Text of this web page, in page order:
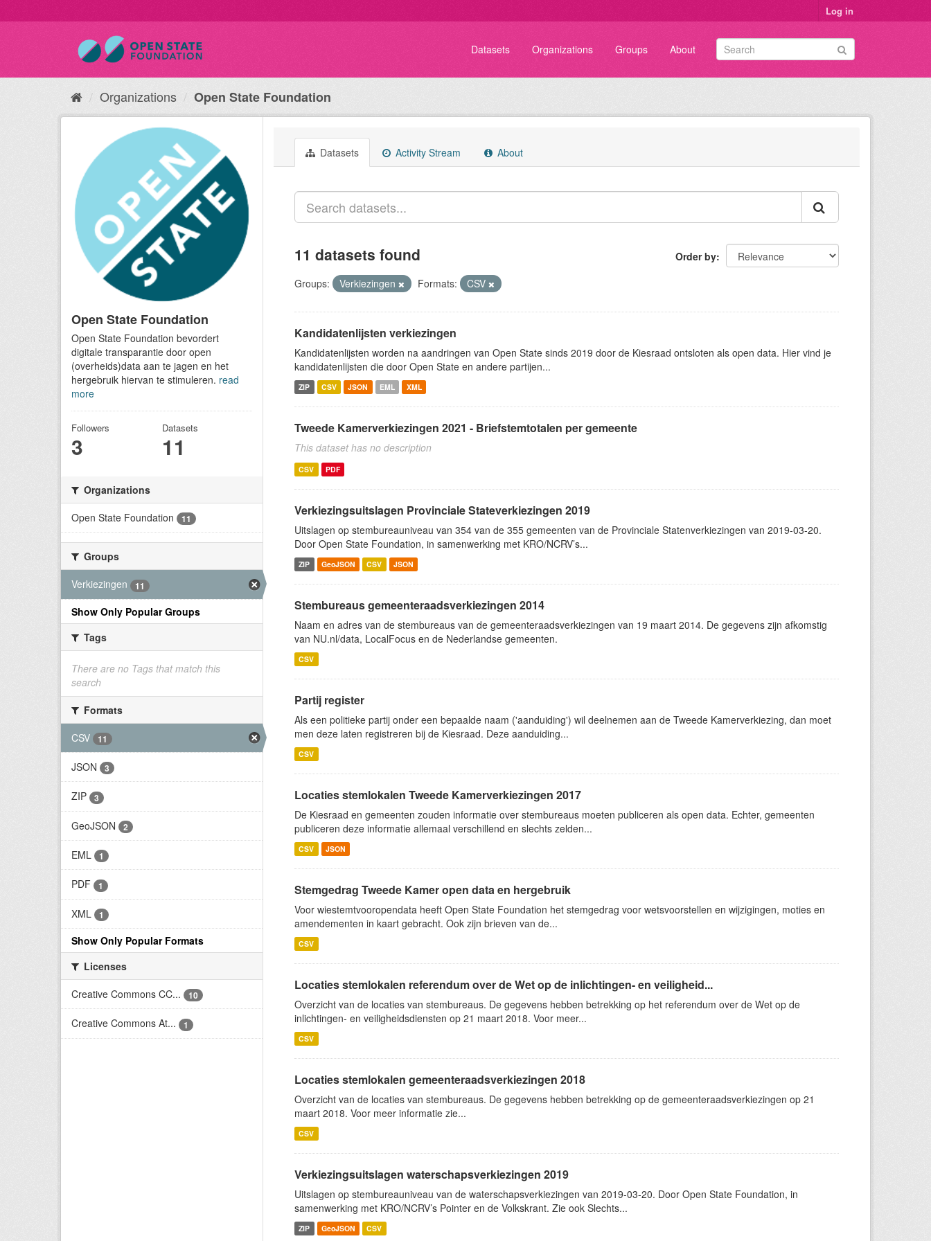
Log in
Datasets Organizations Groups About
Organizations Open State Foundation
Open State Foundation
Open State Foundation bevordert
digitale transparantie door open
(overheids)data aan te jagen en het
hergebruik hiervan te stimuleren. read
more
Followers
3
Datasets
11
Organizations
Open State Foundation
11
Groups
Verkiezingen
11
Show Only Popular Groups
Tags
There are no Tags that match this
search
Formats
CSV
11
JSON 3
ZIP 3
GeoJSON 2
EML 1
PDF 1
XML 1
Show Only Popular Formats
Licenses
Creative Commons CC...
10
Creative Commons At... 1
Datasets Activity Stream About
Order by
11 datasets found
Groups: Verkiezingen Formats: CSV
Kandidatenlijsten verkiezingen
Kandidatenlijsten worden na aandringen van Open State sinds 2019 door de Kiesraad ontsloten als open data. Hier vind je
kandidatenlijsten die door Open State en andere partijen...
ZIP CSV JSON EML XML
Tweede Kamerverkiezingen 2021 - Briefstemtotalen per gemeente
This dataset has no description
CSV PDF
Verkiezingsuitslagen Provinciale Stateverkiezingen 2019
Uitslagen op stembureauniveau van 354 van de 355 gemeenten van de Provinciale Statenverkiezingen van 2019-03-20.
Door Open State Foundation, in samenwerking met KRO/NCRV’s...
ZIP GeoJSON CSV JSON
Stembureaus gemeenteraadsverkiezingen 2014
Naam en adres van de stembureaus van de gemeenteraadsverkiezingen van 19 maart 2014. De gegevens zijn afkomstig
van NU.nl/data, LocalFocus en de Nederlandse gemeenten.
CSV
Partij register
Als een politieke partij onder een bepaalde naam ('aanduiding') wil deelnemen aan de Tweede Kamerverkiezing, dan moet
men deze laten registreren bij de Kiesraad. Deze aanduiding...
CSV
Locaties stemlokalen Tweede Kamerverkiezingen 2017
De Kiesraad en gemeenten zouden informatie over stembureaus moeten publiceren als open data. Echter, gemeenten
publiceren deze informatie allemaal verschillend en slechts zelden...
CSV JSON
Stemgedrag Tweede Kamer open data en hergebruik
Voor wiestemtvooropendata heeft Open State Foundation het stemgedrag voor wetsvoorstellen en wijzigingen, moties en
amendementen in kaart gebracht. Ook zijn brieven van de...
CSV
Locaties stemlokalen referendum over de Wet op de inlichtingen- en veiligheid...
Overzicht van de locaties van stembureaus. De gegevens hebben betrekking op het referendum over de Wet op de
inlichtingen- en veiligheidsdiensten op 21 maart 2018. Voor meer...
CSV
Locaties stemlokalen gemeenteraadsverkiezingen 2018
Overzicht van de locaties van stembureaus. De gegevens hebben betrekking op de gemeenteraadsverkiezingen op 21
maart 2018. Voor meer informatie zie...
CSV
Verkiezingsuitslagen waterschapsverkiezingen 2019
Uitslagen op stembureauniveau van de waterschapsverkiezingen van 2019-03-20. Door Open State Foundation, in
samenwerking met KRO/NCRV’s Pointer en de Volkskrant. Zie ook Slechts...
ZIP GeoJSON CSV